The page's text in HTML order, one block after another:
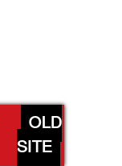
OLD
SITE